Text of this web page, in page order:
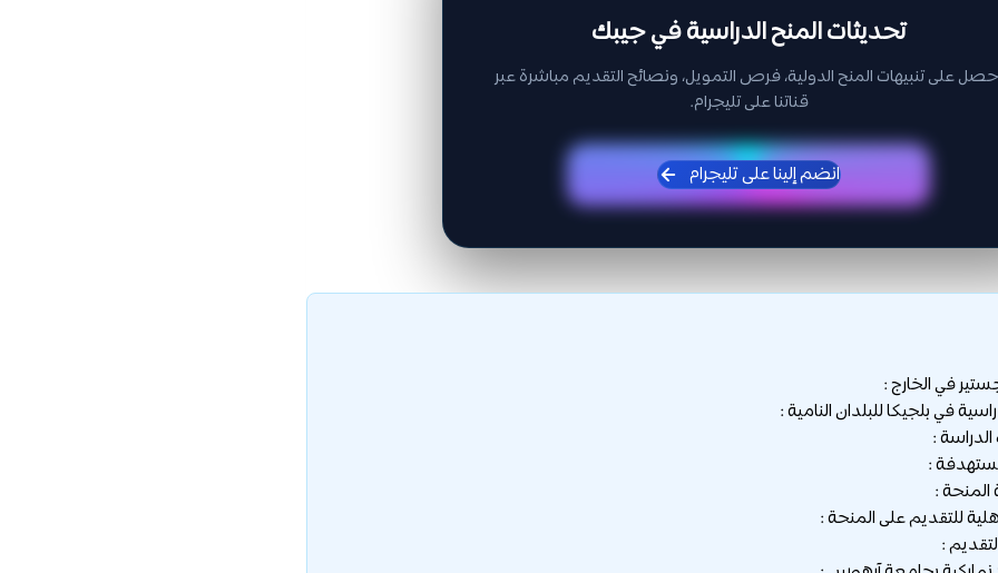
تحديثات المنح الدراسية في جيبك
على تنبيهات المنح الدولية، فرص التمويل، ونصائح التقديم مباشرة عبر
قناتنا على تليجرام.
انضم إلينا على تليجرام
في الخارج :
:
:
:
للتقديم على المنحة :
: